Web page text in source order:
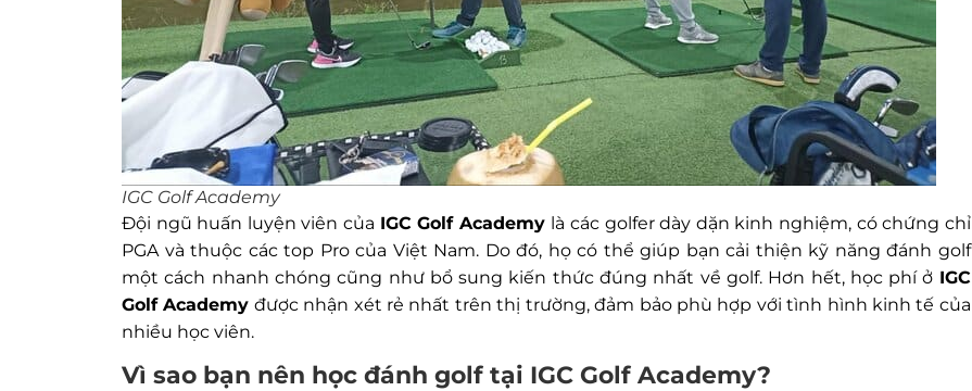
IGC Golf Academy
Đội ngũ huấn luyện viên của IGC Golf Academy là các golfer dày dặn kinh nghiệm, có chứng chỉ
PGA và thuộc các top Pro của Việt Nam. Do đó, họ có thể giúp bạn cải thiện kỹ năng đánh golf
một cách nhanh chóng cũng như bổ sung kiến thức đúng nhất về golf. Hơn hết, học phí ở IGC
Golf Academy được nhận xét rẻ nhất trên thị trường, đảm bảo phù hợp với tình hình kinh tế của
nhiều học viên.
Vì sao bạn nên học đánh golf tại IGC Golf Academy?